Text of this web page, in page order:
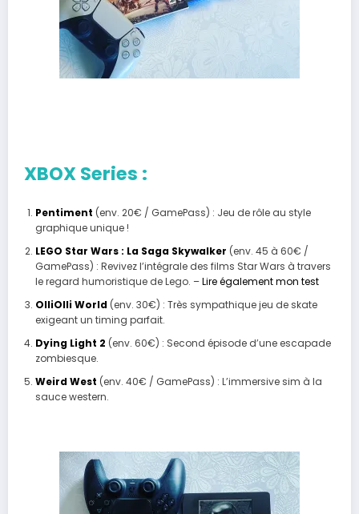
XBOX Series :
Pentiment (env. 20€ / GamePass) : Jeu de rôle au style
graphique unique !
LEGO Star Wars : La Saga Skywalker (env. 45 à 60€ /
GamePass) : Revivez l’intégrale des films Star Wars à travers
le regard humoristique de Lego. –Lire également mon test
OlliOlli World(env. 30€) : Très sympathique jeu de skate
exigeant un timing parfait.
Dying Light 2 (env. 60€) : Second épisode d’une escapade
zombiesque.
Weird West (env. 40€ / GamePass) : L’immersive sim à la
sauce western.